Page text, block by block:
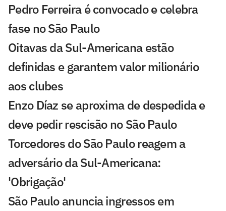
Pedro Ferreira é convocado e celebra
fase no São Paulo
Oitavas da Sul-Americana estão
definidas e garantem valor milionário
aos clubes
Enzo Díaz se aproxima de despedida e
deve pedir rescisão no São Paulo
Torcedores do São Paulo reagem a
adversário da Sul-Americana:
'Obrigação'
São Paulo anuncia ingressos em